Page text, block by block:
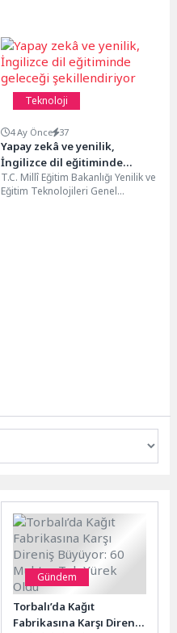
Teknoloji
4 Ay Önce 37
Yapay zekâ ve yenilik,
İngilizce dil eğitiminde
geleceği şekillendiriyor
T.C. Millî Eğitim Bakanlığı Yenilik ve
Eğitim Teknolojileri Genel
Gündem
Torbalı’da Kağıt
Fabrikasına Karşı Direniş